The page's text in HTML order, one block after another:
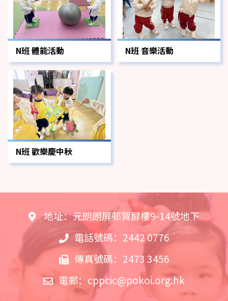
N班 體能活動 N班 音樂活動
N班 歡樂慶中秋
地址：元朗朗屏邨賀屏樓9-14號地下
電話號碼：2442 0776
傳真號碼：2473 3456
電郵： cppcic@pokoi.org.hk